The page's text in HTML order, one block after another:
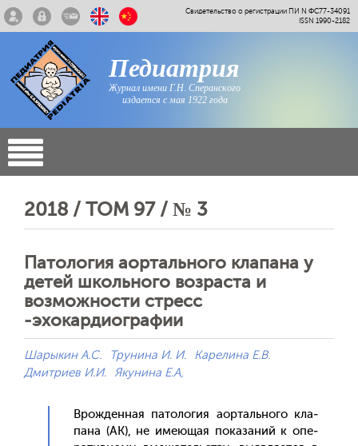
Свидетельство о регистрации ПИ N ФС77-34091
ISSN 1990-2182
Педиатрия
Журнал имени Г.Н. Сперанского
издается с мая 1922 года
2018 / ТОМ 97 / № 3
Патология аортального клапана у
детей школьного возраста и
возможности стресс
-эхокардиографии
Шарыкин А.С. Трунина И. И.
Карелина Е.В.
Дмитриев И.И. Якунина Е.А,
Врож­денная па­толо­гия а­ор­таль­но­го кла­
пана (АК), не име­ющая по­каза­ний к опе­